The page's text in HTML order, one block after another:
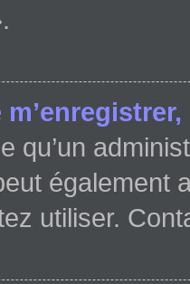
qu’un
également
utiliser.